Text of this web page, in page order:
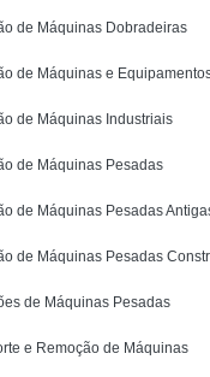
Pesadas
de Máquinas
de Máquina de Corte
Dobradeiras
de Máquinas Pesadas
Transporte para
de Máquinas Dobradeiras
de Máquinas e
de Máquinas Industriais
de Máquinas Pesadas
de Máquinas Pesadas
de Máquinas Pesadas
de Máquinas Pesadas
e Remoção de Máquinas